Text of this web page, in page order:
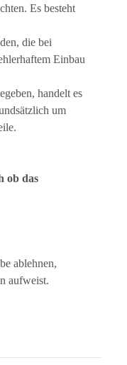
Es besteht
die bei
Einbau
handelt es
um
ob das
ablehnen,
aufweist.